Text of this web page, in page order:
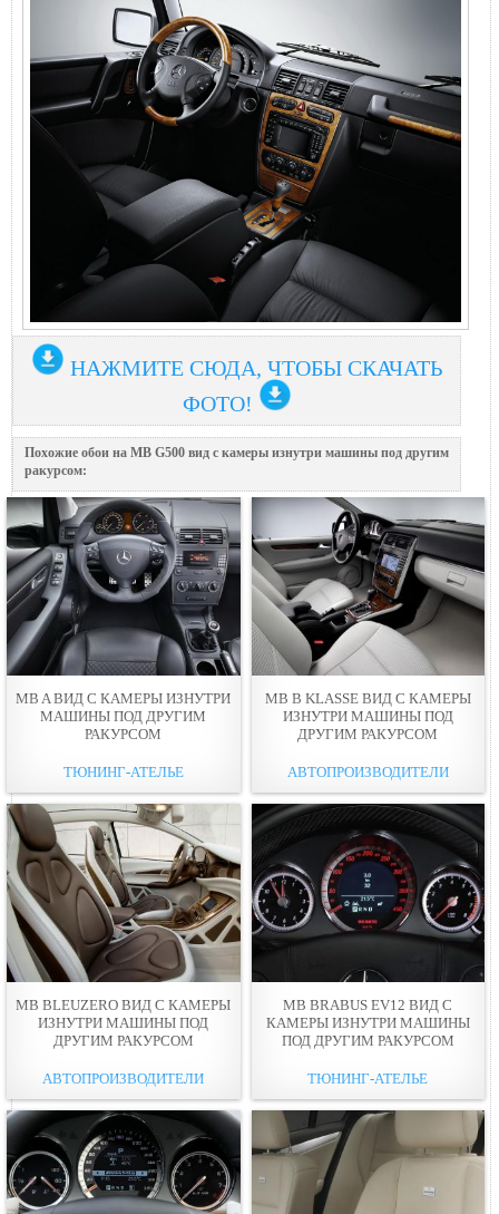
НАЖМИТЕ СЮДА, ЧТОБЫ СКАЧАТЬ
ФОТО!
Похожие обои на MB G500 вид с камеры изнутри машины под другим
ракурсом:
MB A ВИД С КАМЕРЫ ИЗНУТРИ
МАШИНЫ ПОД ДРУГИМ
РАКУРСОМ
ТЮНИНГ-АТЕЛЬЕ
MB B KLASSE ВИД С КАМЕРЫ
ИЗНУТРИ МАШИНЫ ПОД
ДРУГИМ РАКУРСОМ
АВТОПРОИЗВОДИТЕЛИ
MB BLEUZERO ВИД С КАМЕРЫ
ИЗНУТРИ МАШИНЫ ПОД
ДРУГИМ РАКУРСОМ
АВТОПРОИЗВОДИТЕЛИ
MB BRABUS EV12 ВИД С
КАМЕРЫ ИЗНУТРИ МАШИНЫ
ПОД ДРУГИМ РАКУРСОМ
ТЮНИНГ-АТЕЛЬЕ